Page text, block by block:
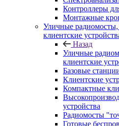
Контроллеры
Монтажные
Уличные радиомосты,
клиентские
Назад
Уличные
клиентские
Базовые
Клиентские
Компактные
устройства
Радиомосты
Готовые